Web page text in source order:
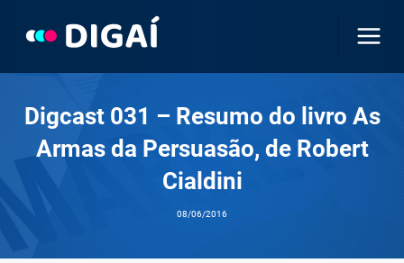
Digcast 031 – Resumo do livro As
Armas da Persuasão, de Robert
Cialdini
08/06/2016